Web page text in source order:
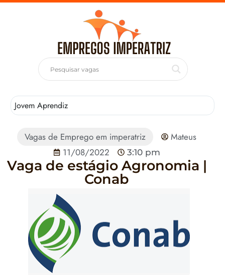
Jovem Aprendiz
Vagas de Emprego em imperatriz
Mateus
11/08/2022
3:10 pm
Vaga de estágio Agronomia |
Conab